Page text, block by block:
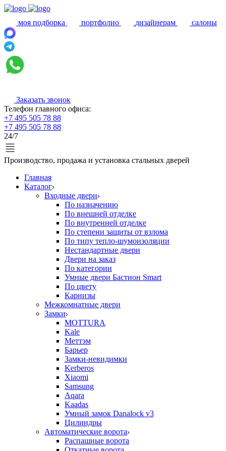
моя подборка портфолио дизайнерам салоны
Заказать звонок
Телефон главного офиса:
+7 495 505 78 88
+7 495 505 78 88
24/7
Производство, продажа и установка стальных дверей
Главная
Каталог
Входные двери
По назначению
По внешней отделке
По внутренней отделке
По степени защиты от взлома
По типу тепло-шумоизоляции
Нестандартные двери
Двери на заказ
По категории
Умные двери Бастион Smart
По цвету
Карнизы
Межкомнатные двери
Замки
MOTTURA
Kale
Меттэм
Барьер
Замки-невидимки
Kerberos
Xiaomi
Samsung
Aqara
Kaadas
Умный замок Danalock v3
Цилиндры
Автоматические ворота
Распашные ворота